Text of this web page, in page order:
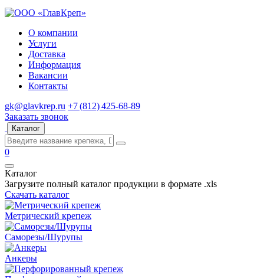
О компании
Услуги
Доставка
Информация
Вакансии
Контакты
gk@glavkrep.ru +7 (812) 425-68-89
Заказать звонок
Каталог
0
Каталог
Загрузите полный каталог продукции в формате .xls
Скачать каталог
Метрический крепеж
Саморезы/Шурупы
Анкеры